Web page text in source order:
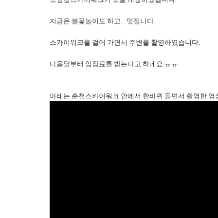
지금은 불꽃놀이도 하고... 멋집니다.
스카이워크를 걸어 가면서 주변를 촬영하였습니다.
다음달부터 입장료를 받는다고 하네요.ㅠㅠ
아래는 춘천스카이워크 안에서 한바퀴 돌면서 촬영한 영